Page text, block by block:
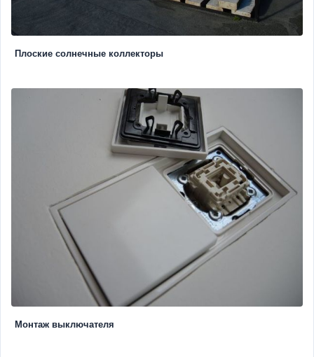
Плоские солнечные коллекторы
Монтаж выключателя